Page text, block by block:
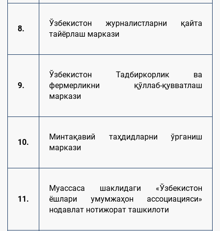
8.
Ўзбекистон журналистларни қайта
тайёрлаш маркази
9.
Ўзбекистон Тадбиркорлик ва
фермерликни қўллаб-қувватлаш
маркази
10.
Минтақавий таҳдидларни ўрганиш
маркази
11.
Муассаса шаклидаги «Ўзбекистон
ёшлари умумжаҳон ассоциацияси»
нодавлат нотижорат ташкилоти